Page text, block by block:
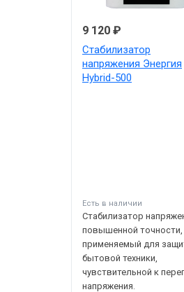
9 120 ₽
Стабилизатор
напряжения Энергия
Hybrid-500
Есть в наличии
Стабилизатор
повышенной точности,
применяемый для
бытовой техники,
чувствительной к
напряжения.